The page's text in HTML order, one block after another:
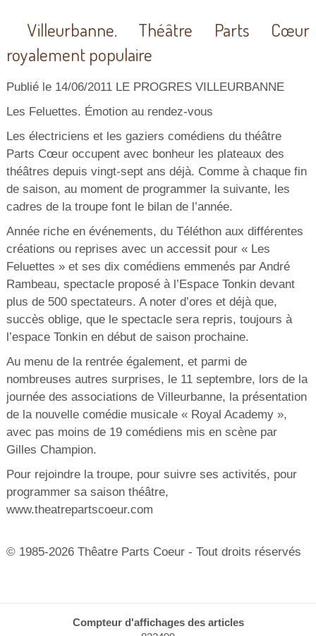
Villeurbanne. Théâtre Parts Cœur
royalement populaire
Publié le 14/06/2011 LE PROGRES VILLEURBANNE
Les Feluettes. Émotion au rendez-vous
Les électriciens et les gaziers comédiens du théâtre
Parts Cœur occupent avec bonheur les plateaux des
théâtres depuis vingt-sept ans déjà. Comme à chaque fin
de saison, au moment de programmer la suivante, les
cadres de la troupe font le bilan de l’année.
Année riche en événements, du Téléthon aux différentes
créations ou reprises avec un accessit pour « Les
Feluettes » et ses dix comédiens emmenés par André
Rambeau, spectacle proposé à l’Espace Tonkin devant
plus de 500 spectateurs. A noter d’ores et déjà que,
succès oblige, que le spectacle sera repris, toujours à
l’espace Tonkin en début de saison prochaine.
Au menu de la rentrée également, et parmi de
nombreuses autres surprises, le 11 septembre, lors de la
journée des associations de Villeurbanne, la présentation
de la nouvelle comédie musicale « Royal Academy »,
avec pas moins de 19 comédiens mis en scène par
Gilles Champion.
Pour rejoindre la troupe, pour suivre ses activités, pour
programmer sa saison théâtre,
www.theatrepartscoeur.com
© 1985-2026 Thêatre Parts Coeur - Tout droits réservés
Compteur d'affichages des articles